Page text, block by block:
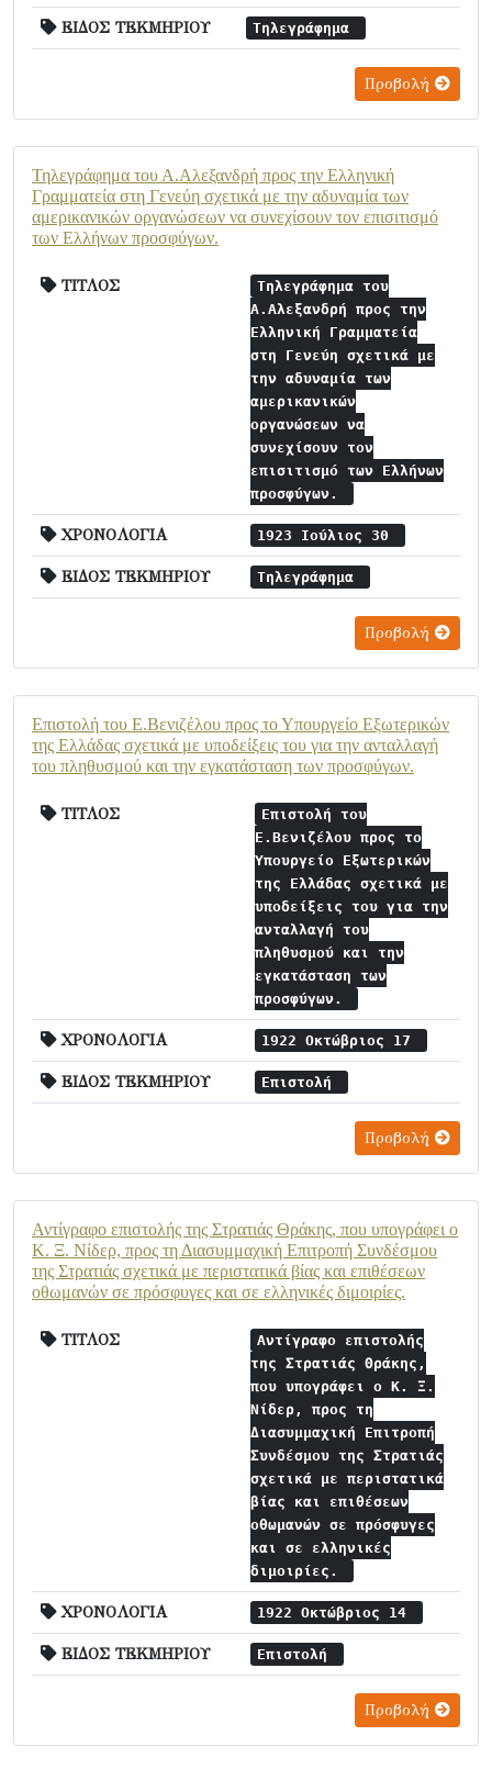
ΕΙΔΟΣ ΤΕΚΜΗΡΙΟΥ Τηλεγράφημα
Προβολή
Τηλεγράφημα του Α.Αλεξανδρή προς την Ελληνική
Γραμματεία στη Γενεύη σχετικά με την αδυναμία των
αμερικανικών οργανώσεων να συνεχίσουν τον επισιτισμό
των Ελλήνων προσφύγων.
ΤΙΤΛΟΣ
Τηλεγράφημα του
Α.Αλεξανδρή προς την
Ελληνική Γραμματεία
στη Γενεύη σχετικά με
την αδυναμία των
αμερικανικών
οργανώσεων να
συνεχίσουν τον
επισιτισμό των Ελλήνων
προσφύγων.
ΧΡΟΝΟΛΟΓΙΑ 1923 Ιούλιος 30
ΕΙΔΟΣ ΤΕΚΜΗΡΙΟΥ Τηλεγράφημα
Προβολή
Επιστολή του Ε.Βενιζέλου προς το Υπουργείο Εξωτερικών
της Ελλάδας σχετικά με υποδείξεις του για την ανταλλαγή
του πληθυσμού και την εγκατάσταση των προσφύγων.
ΤΙΤΛΟΣ
Επιστολή του
Ε.Βενιζέλου προς το
Υπουργείο Εξωτερικών
της Ελλάδας σχετικά με
υποδείξεις του για την
ανταλλαγή του
πληθυσμού και την
εγκατάσταση των
προσφύγων.
ΧΡΟΝΟΛΟΓΙΑ 1922 Οκτώβριος 17
ΕΙΔΟΣ ΤΕΚΜΗΡΙΟΥ Επιστολή
Προβολή
Αντίγραφο επιστολής της Στρατιάς Θράκης, που υπογράφει ο
Κ. Ξ. Νίδερ, προς τη Διασυμμαχική Επιτροπή Συνδέσμου
της Στρατιάς σχετικά με περιστατικά βίας και επιθέσεων
οθωμανών σε πρόσφυγες και σε ελληνικές διμοιρίες.
ΤΙΤΛΟΣ
Αντίγραφο επιστολής
της Στρατιάς Θράκης,
που υπογράφει ο Κ. Ξ.
Νίδερ, προς τη
Διασυμμαχική Επιτροπή
Συνδέσμου της Στρατιάς
σχετικά με περιστατικά
βίας και επιθέσεων
οθωμανών σε πρόσφυγες
και σε ελληνικές
διμοιρίες.
ΧΡΟΝΟΛΟΓΙΑ 1922 Οκτώβριος 14
ΕΙΔΟΣ ΤΕΚΜΗΡΙΟΥ Επιστολή
Προβολή